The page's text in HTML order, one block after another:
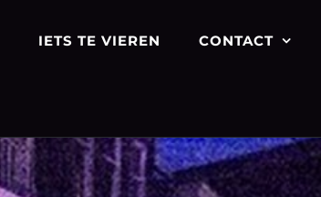
IETS TE VIEREN CONTACT